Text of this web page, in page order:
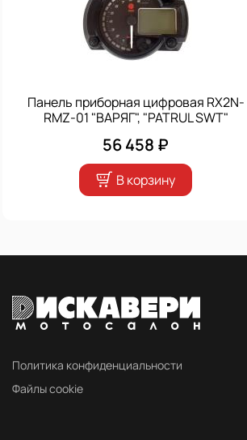
Панель приборная цифровая RX2N-
RMZ-01 "ВАРЯГ", "PATRUL SWT"
56 458 ₽
В корзину
Политика конфиденциальности
Файлы cookie